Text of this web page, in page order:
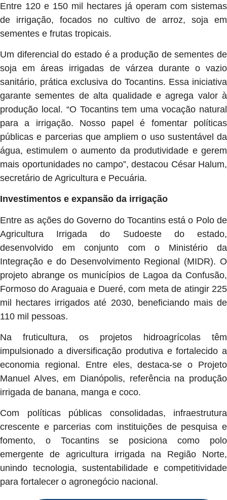
Entre 120 e 150 mil hectares já operam com sistemas
de irrigação, focados no cultivo de arroz, soja em
sementes e frutas tropicais.
Um diferencial do estado é a produção de sementes de
soja em áreas irrigadas de várzea durante o vazio
sanitário, prática exclusiva do Tocantins. Essa iniciativa
garante sementes de alta qualidade e agrega valor à
produção local. “O Tocantins tem uma vocação natural
para a irrigação. Nosso papel é fomentar políticas
públicas e parcerias que ampliem o uso sustentável da
água, estimulem o aumento da produtividade e gerem
mais oportunidades no campo”, destacou César Halum,
secretário de Agricultura e Pecuária.
Investimentos e expansão da irrigação
Entre as ações do Governo do Tocantins está o Polo de
Agricultura Irrigada do Sudoeste do estado,
desenvolvido em conjunto com o Ministério da
Integração e do Desenvolvimento Regional (MIDR). O
projeto abrange os municípios de Lagoa da Confusão,
Formoso do Araguaia e Dueré, com meta de atingir 225
mil hectares irrigados até 2030, beneficiando mais de
110 mil pessoas.
Na fruticultura, os projetos hidroagrícolas têm
impulsionado a diversificação produtiva e fortalecido a
economia regional. Entre eles, destaca-se o Projeto
Manuel Alves, em Dianópolis, referência na produção
irrigada de banana, manga e coco.
Com políticas públicas consolidadas, infraestrutura
crescente e parcerias com instituições de pesquisa e
fomento, o Tocantins se posiciona como polo
emergente de agricultura irrigada na Região Norte,
unindo tecnologia, sustentabilidade e competitividade
para fortalecer o agronegócio nacional.